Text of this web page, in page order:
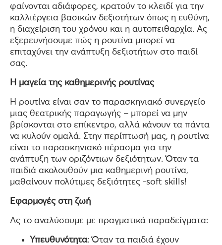
φαίνονται αδιάφορες, κρατούν το κλειδί για την
καλλιέργεια βασικών δεξιοτήτων όπως η ευθύνη,
η διαχείριση του χρόνου και η αυτοπειθαρχία. Ας
εξερευνήσουμε πώς η ρουτίνα μπορεί να
επιταχύνει την ανάπτυξη δεξιοτήτων στο παιδί
σας.
Η μαγεία της καθημερινής ρουτίνας
Η ρουτίνα είναι σαν το παρασκηνιακό συνεργείο
μιας θεατρικής παραγωγής – μπορεί να μην
βρίσκονται στο επίκεντρο, αλλά κάνουν τα πάντα
να κυλούν ομαλά. Στην περίπτωσή μας, η ρουτίνα
είναι το παρασκηνιακό πέρασμα για την
ανάπτυξη των οριζόντιων δεξιότητων. Όταν τα
παιδιά ακολουθούν μια καθημερινή ρουτίνα,
μαθαίνουν πολύτιμες δεξιότητες -soft skills!
Εφαρμογές στη ζωή
Ας το αναλύσουμε με πραγματικά παραδείγματα:
Υπευθυνότητα: Όταν τα παιδιά έχουν